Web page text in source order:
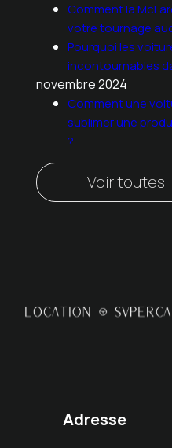
Comment la
votre tournage
Pourquoi les
incontournables
novembre 2024
Comment une
sublimer une
?
Voir toutes
Adresse